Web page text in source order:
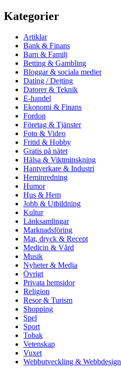
Kategorier
Artiklar
Bank & Finans
Barn & Familj
Betting & Gambling
Bloggar & sociala medier
Dating / Dejting
Datorer & Teknik
E-handel
Ekonomi & Finans
Fordon
Företag & Tjänster
Foto & Video
Fritid & Hobby
Gratis på nätet
Hälsa & Viktminskning
Hantverkare & Industri
Heminredning
Humor
Hus & Hem
Jobb & Utbildning
Kultur
Länksamlingar
Marknadsföring
Mat, dryck & Recept
Medicin & Vård
Musik
Nyheter & Media
Övrigt
Privata hemsidor
Religion
Resor & Turism
Shopping
Spel
Sport
Tobak
Vetenskap
Vuxet
Webbutveckling & Webbdesign